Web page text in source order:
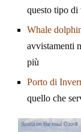
questo tipo di
Whale
avvistamenti
più
Porto di
quello che